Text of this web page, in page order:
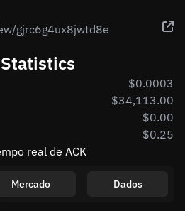
gjrc6g4ux8jwtd8e
$0.0003
$34,113.00
$0.00
$0.25
real de ACK
Mercado Dados